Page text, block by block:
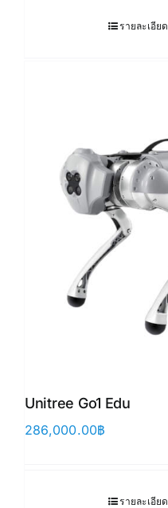
รายละเอียด
Unitree Go1 Edu
286,000.00฿
รายละเอียด